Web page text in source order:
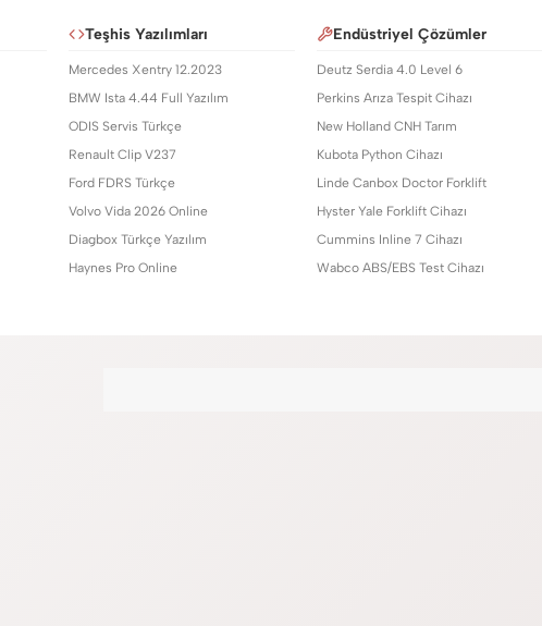
Teşhis Yazılımları
Mercedes Xentry 12.2023
BMW Ista 4.44 Full Yazılım
ODIS Servis Türkçe
Renault Clip V237
Ford FDRS Türkçe
Volvo Vida 2026 Online
Diagbox Türkçe Yazılım
Haynes Pro Online
Endüstriyel Çözümler
Deutz Serdia 4.0 Level 6
Perkins Arıza Tespit Cihazı
New Holland CNH Tarım
Kubota Python Cihazı
Linde Canbox Doctor Forklift
Hyster Yale Forklift Cihazı
Cummins Inline 7 Cihazı
Wabco ABS/EBS Test Cihazı